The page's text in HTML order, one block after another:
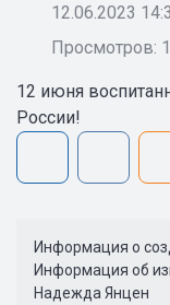
12.06.2023
Просмотров:
12 июня
России!
Информация о
Информация об
Надежда Янцен